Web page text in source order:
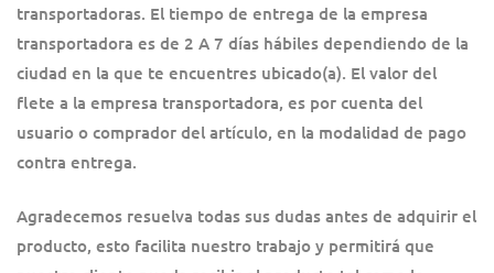
transportadoras. El tiempo de entrega de la empresa
transportadora es de 2 A 7 días hábiles dependiendo de la
ciudad en la que te encuentres ubicado(a). El valor del
flete a la empresa transportadora, es por cuenta del
usuario o comprador del artículo, en la modalidad de pago
contra entrega.
Agradecemos resuelva todas sus dudas antes de adquirir el
producto, esto facilita nuestro trabajo y permitirá que